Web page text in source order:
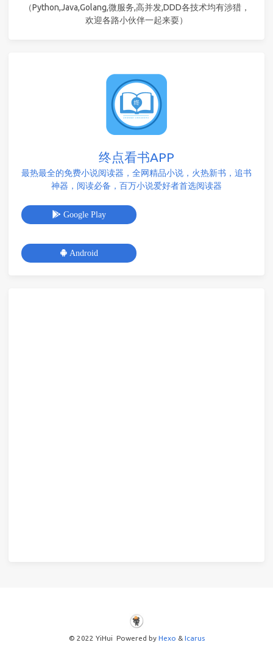
（Python,Java,Golang,微服务,高并发,DDD各技术均有涉猎，
欢迎各路小伙伴一起来耍）
终点看书APP
最热最全的免费小说阅读器，全网精品小说，火热新书，追书
神器，阅读必备，百万小说爱好者首选阅读器
Google Play
Android
© 2022 YiHui Powered by Hexo & Icarus